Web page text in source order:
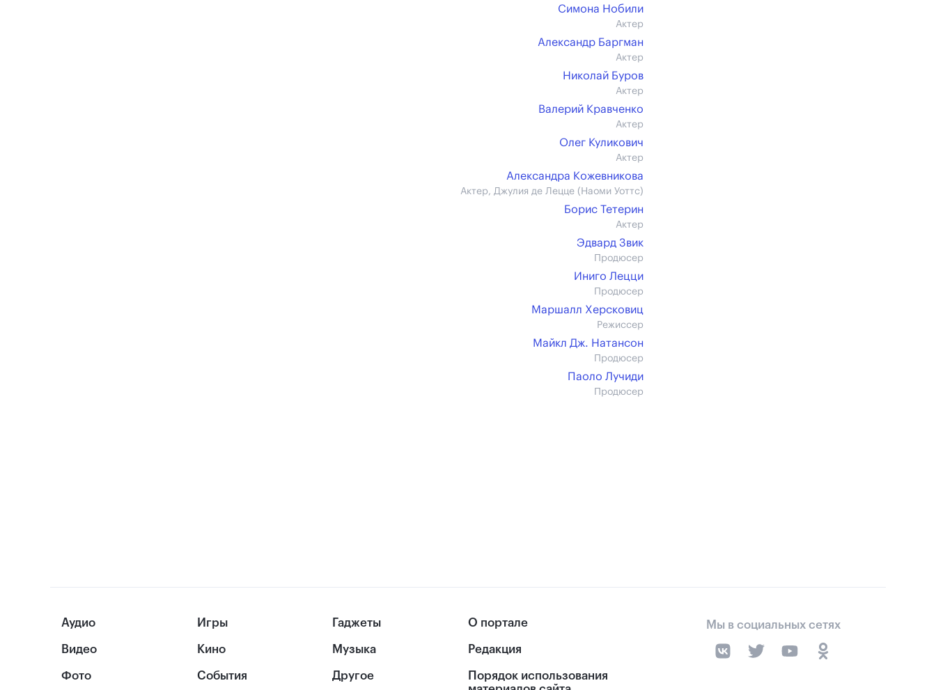
Симона Нобили
Актер
Александр Баргман
Актер
Николай Буров
Актер
Валерий Кравченко
Актер
Олег Куликович
Актер
Александра Кожевникова
Актер, Джулия де Лецце (Наоми Уоттс)
Борис Тетерин
Актер
Эдвард Звик
Продюсер
Иниго Лецци
Продюсер
Маршалл Херсковиц
Режиссер
Майкл Дж. Натансон
Продюсер
Паоло Лучиди
Продюсер
Аудио
Видео
Фото
Игры
Кино
События
Гаджеты
Музыка
Другое
О портале
Редакция
Порядок использования
Мы в социальных сетях